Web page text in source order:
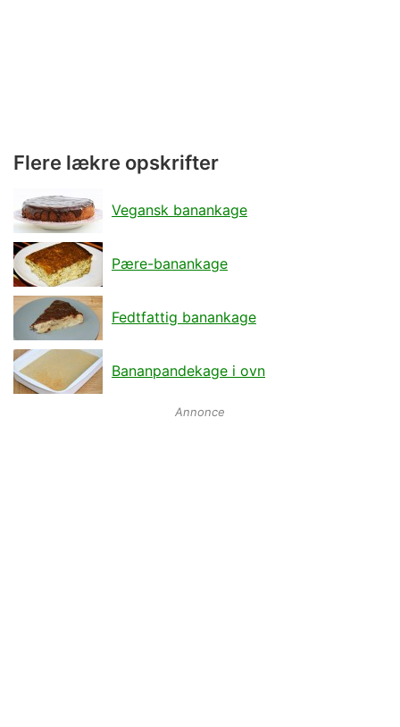
Flere lækre opskrifter
Vegansk banankage
Pære-banankage
Fedtfattig banankage
Bananpandekage i ovn
Annonce